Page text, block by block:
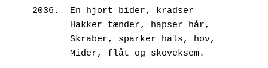
2036.  En hjort bider, kradser
       Hakker tænder, hapser hår,
       Skraber, sparker hals, hov,
       Mider, flåt og skoveksem.